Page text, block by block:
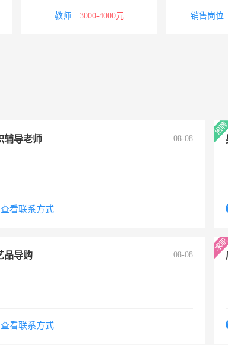
教师 3000-4000元 销售岗位
辅导老师 08-08
查看联系方式
品导购 08-08
查看联系方式